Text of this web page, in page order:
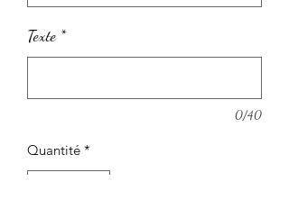
Texte *
0/40
Quantité *